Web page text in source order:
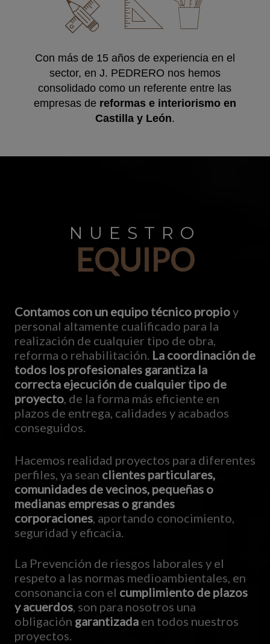
Con más de 15 años de experiencia en el
sector, en J. PEDRERO nos hemos
consolidado como un referente entre las
empresas de reformas e interiorismo en
Castilla y León.
NUESTRO
EQUIPO
Contamos con un equipo técnico propioy
personal altamente cualificado para la
realización de cualquier tipo de obra,
reforma o rehabilitación. La coordinación de
todos los profesionales garantiza la
correcta ejecución de cualquier tipo de
proyecto, de la forma más eficiente en
plazos de entrega, calidades y acabados
conseguidos.
Hacemos realidad proyectos para diferentes
perfiles, ya sean clientes particulares,
comunidades de vecinos, pequeñas o
medianas empresas o grandes
corporaciones, aportando conocimiento,
seguridad y eficacia.
La Prevención de riesgos laborales y el
respeto a las normas medioambientales, en
consonancia con el cumplimiento de plazos
y acuerdos, son para nosotros una
obligación garantizadaen todos nuestros
proyectos.